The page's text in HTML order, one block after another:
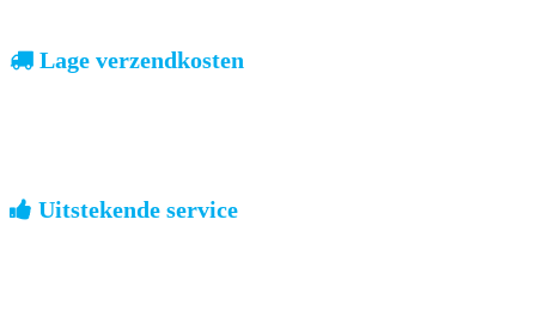
Lage verzendkosten
Uitstekende service